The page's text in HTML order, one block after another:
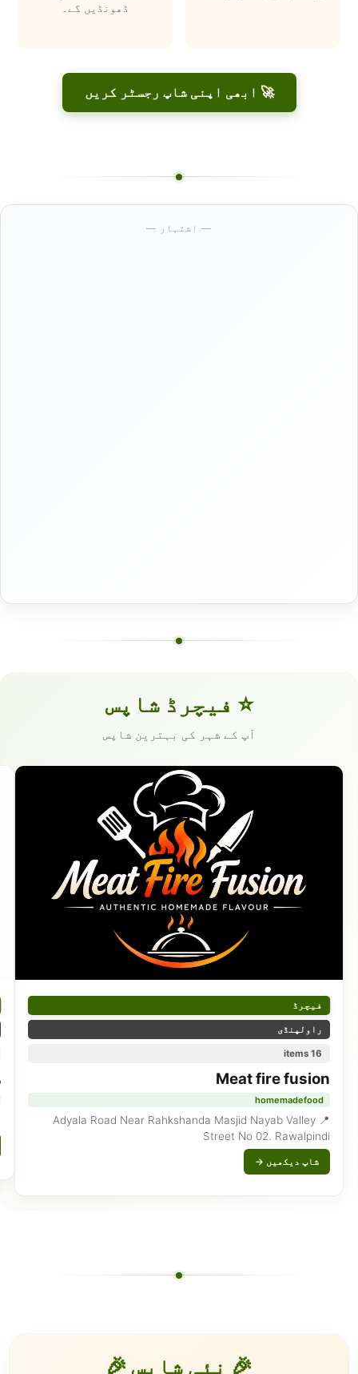
ڈھونڈیں گے۔
🚀 ابھی اپنی شاپ رجسٹر کریں
— اشتہار —
⭐ فیچرڈ شاپس
آپ کے شہر کی بہترین شاپس
فیچرڈ
راولپنڈی
16 items
Meat fire fusion
homemadefood
📍 Adyala Road Near Rahkshanda Masjid Nayab Valley
Street No 02. Rawalpindi
شاپ دیکھیں →
🎉 نئی شاپس 🎉